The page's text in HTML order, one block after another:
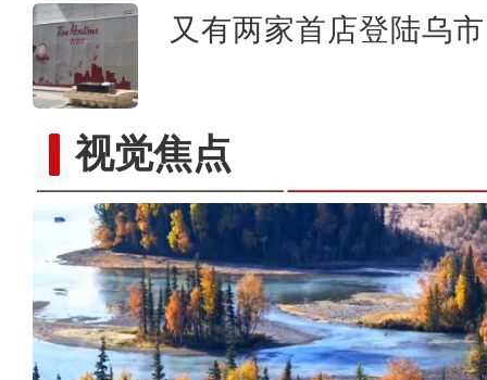
又有两家首店登陆乌
视觉焦点【最华人】“一带一路”上